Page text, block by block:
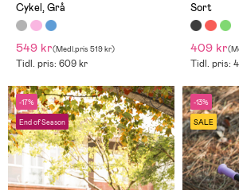
Cykel, Grå
549 kr(Medl.pris 519 kr)
Tidl. pris: 609 kr
Sort
409 kr(
Tidl. pris:
-17%
End of Season
-13%
SALE